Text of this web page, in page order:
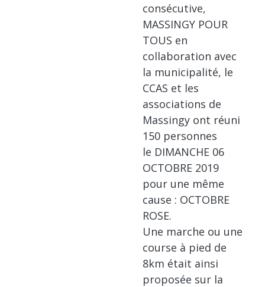
consécutive,
MASSINGY POUR
TOUS en
collaboration avec
la municipalité, le
CCAS et les
associations de
Massingy ont réuni
150 personnes
le DIMANCHE 06
OCTOBRE 2019
pour une même
cause : OCTOBRE
ROSE.
Une marche ou une
course à pied de
8km était ainsi
proposée sur la